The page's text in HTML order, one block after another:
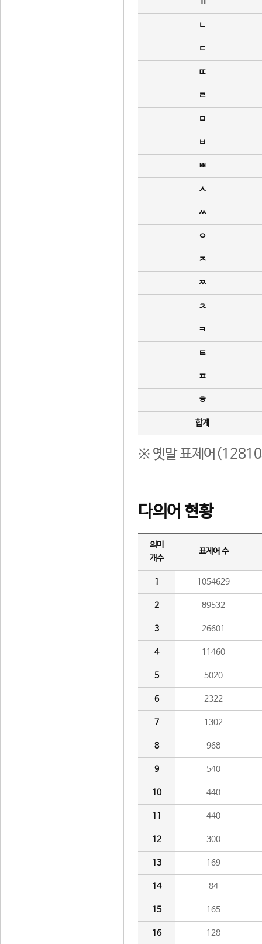
ㄴ
ㄷ
ㄸ
ㄹ
ㅁ
ㅂ
ㅃ
ㅅ
ㅆ
ㅇ
ㅈ
ㅉ
ㅊ
ㅋ
ㅌ
ㅍ
ㅎ
합계
※ 옛말 표제어(12810
다의어 현황
의미
개수
표제어 수
1 1054629
2 89532
3 26601
4 11460
5 5020
6 2322
7 1302
8 968
9 540
10 440
11 440
12 300
13 169
14 84
15 165
16 128